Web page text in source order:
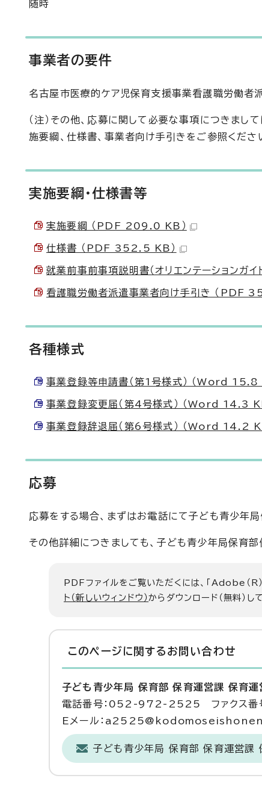
随時
事業者の要件
名古屋市医療的ケア児保育支援事業看護職労働者
（注）その他、応募に関して必要な事項につきま
施要綱、仕様書、事業者向け手引きをご参照くださ
実施要綱・仕様書等
実施要綱 （PDF 209.0 KB）
仕様書 （PDF 352.5 KB）
就業前事前事項説明書（オリエンテーションガ
看護職労働者派遣事業者向け手引き （PDF
各種様式
事業登録等申請書（第1号様式） （Word 15.8
事業登録変更届（第4号様式） （Word 14.3
事業登録辞退届（第6号様式） （Word 14.2
応募
応募をする場合、まずはお電話にて子ども青少年
その他詳細につきましても、子ども青少年局保育
PDFファイルをご覧いただくには、「Adobe（
ト（新しいウィンドウ）からダウンロード（無料）し
このページに関する お問い合わせ
子ども青少年局 保育部 保育運営課 保育運
電話番号：052-972-2525 ファクス
Eメール：
子ども青少年局 保育部 保育運営課